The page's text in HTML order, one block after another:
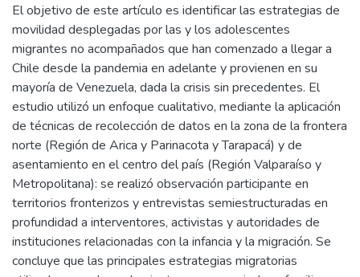
El objetivo de este artículo es identificar las estrategias de
movilidad desplegadas por las y los adolescentes
migrantes no acompañados que han comenzado a llegar a
Chile desde la pandemia en adelante y provienen en su
mayoría de Venezuela, dada la crisis sin precedentes. El
estudio utilizó un enfoque cualitativo, mediante la aplicación
de técnicas de recolección de datos en la zona de la frontera
norte (Región de Arica y Parinacota y Tarapacá) y de
asentamiento en el centro del país (Región Valparaíso y
Metropolitana): se realizó observación participante en
territorios fronterizos y entrevistas semiestructuradas en
profundidad a interventores, activistas y autoridades de
instituciones relacionadas con la infancia y la migración. Se
concluye que las principales estrategias migratorias